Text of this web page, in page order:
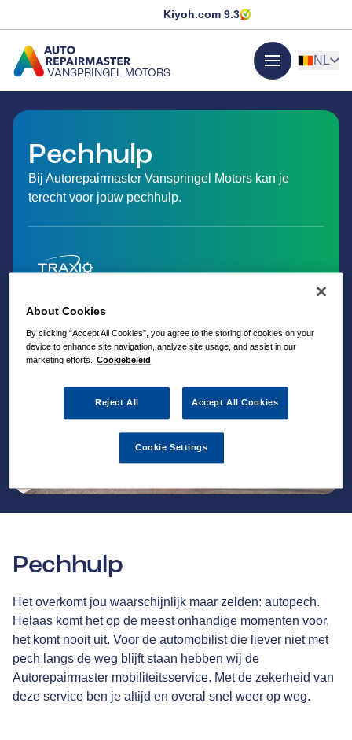
Kiyoh.com 9.3
VANSPRINGEL MOTORS menu
NL
Pechhulp
Bij Autorepairmaster Vanspringel Motors kan je
terecht voor jouw pechhulp.
Pechhulp
Het overkomt jou waarschijnlijk maar zelden: autopech.
Helaas komt het op de meest onhandige momenten voor,
het komt nooit uit. Voor de automobilist die liever niet met
pech langs de weg blijft staan hebben wij de
Autorepairmaster mobiliteitsservice. Met de zekerheid van
deze service ben je altijd en overal snel weer op weg.
About Cookies
By clicking “Accept All Cookies”, you agree to the storing of cookies on your
device to enhance site navigation, analyze site usage, and assist in our
marketing efforts.
Cookiebeleid
Reject All Accept All Cookies
Cookie Settings